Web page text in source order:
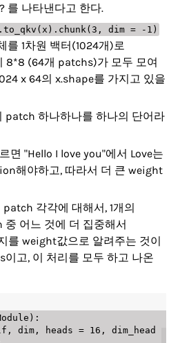
를 나타낸다고 한다.
dim = -1)
를 1차원 백터(1024개)로
8*8 (64개 patchs)가 모두 모여
x 64의 x.shape를 가지고 있을
patch 하나하나를 하나의 단어라
면 "Hello I love you"에서 Love는
해야하고, 따라서 더 큰 weight
각각에 대해서, 1개의
어느 것에 더 집중해서
를 weight값으로 알려주는 것이
이고, 이 처리를 모두 하고 나온
) :
, dim , heads = 16 ,